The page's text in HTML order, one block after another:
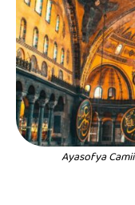
Ayasofya Camii